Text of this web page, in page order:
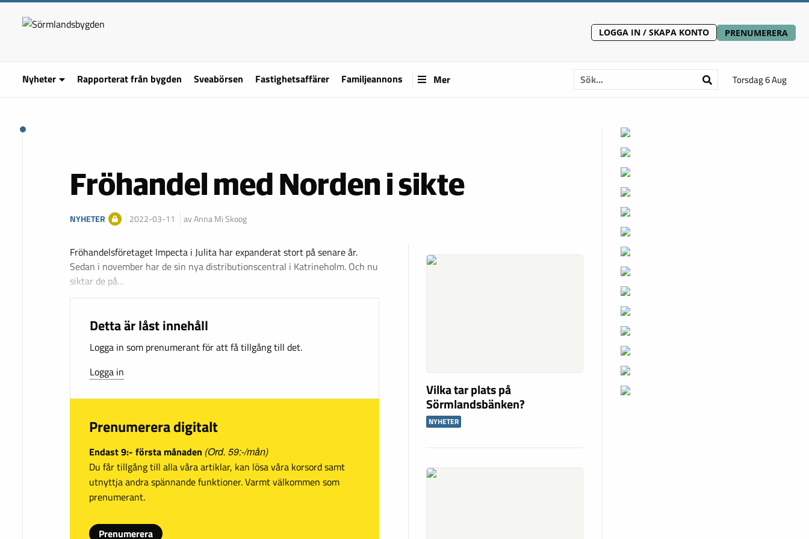
LOGGA IN / SKAPA KONTO PRENUMERERA
Nyheter Rapporterat från bygden Sveabörsen Fastighetsaffärer Familjeannons Mer Torsdag 6 Aug
Fröhandel med Norden i sikte
NYHETER 2022-03-11 av Anna Mi Skoog
Fröhandelsföretaget Impecta i Julita har expanderat stort på senare år.
Sedan i november har de sin nya distributionscentral i Katrineholm. Och nu
siktar de på…
Detta är låst innehåll
Logga in som prenumerant för att få tillgång till det.
Logga in
Prenumerera digitalt
Endast 9:- första månaden (Ord. 59:-/mån)
Du får tillgång till alla våra artiklar, kan lösa våra korsord samt
utnyttja andra spännande funktioner. Varmt välkommen som
prenumerant.
Prenumerera
Vilka tar plats på
Sörmlandsbänken?
NYHETER